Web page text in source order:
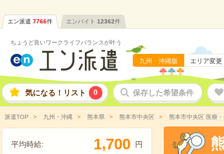
エン派遣 7766件 エンバイト 12362件
ちょうど良いワークライフバランスが叶う
九州・沖縄版 エリア変更
気になる！リスト 0 保存した希望条件
派遣TOP 九州・沖縄 熊本県 熊本市中央区 熊本市中央区 医療
平均時給: 1,700 円